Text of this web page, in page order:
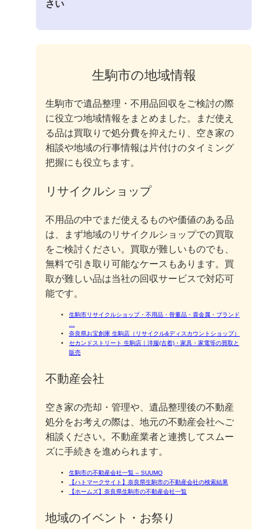
さい
生駒市の地域情報
生駒市で遺品整理・不用品回収をご検討の際
に役立つ地域情報をまとめました。まだ使え
る品は買取りで処分費を抑えたり、空き家の
相談や地域の行事情報は片付けのタイミング
把握にも役立ちます。
リサイクルショップ
不用品の中でまだ使えるものや価値のある品
は、まず地域のリサイクルショップでの買取
をご検討ください。買取が難しいものでも、
無料で引き取り可能なケースもあります。買
取が難しい品は当社の回収サービスで対応可
能です。
生駒市リサイクルショップ・不用品・骨董品・貴金属・ブランド
奈良県お宝創庫 生駒店（リサイクル&ディスカウントショップ）
セカンドストリート 生駒店｜洋服(古着)・家具・家電等の買取と
販売
不動産会社
空き家の売却・管理や、遺品整理後の不動産
処分をお考えの際は、地元の不動産会社へご
相談ください。不動産業者と連携してスムー
ズに手続きを進められます。
生駒市の不動産会社一覧 – SUUMO
【ハトマークサイト】奈良県生駒市の不動産会社の検索結果
【ホームズ】奈良県生駒市の不動産会社一覧
地域のイベント・お祭り